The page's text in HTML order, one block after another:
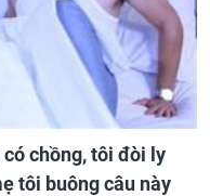
chồng, tôi đòi ly
tôi buông câu này